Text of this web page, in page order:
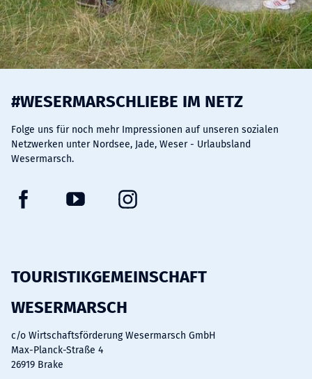
#WESERMARSCHLIEBE IM NETZ
Folge uns für noch mehr Impressionen auf unseren sozialen
Netzwerken unter Nordsee, Jade, Weser - Urlaubsland
Wesermarsch.
F
b
o
k
Y
u
e
I
a
r
a
TOURISTIKGEMEINSCHAFT
WESERMARSCH
c/o Wirtschaftsförderung Wesermarsch GmbH
Max-Planck-Straße 4
26919 Brake